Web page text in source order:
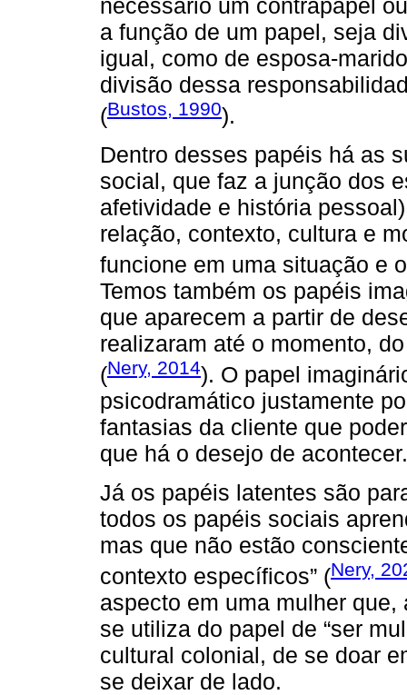
necessário um contrapapel
a função de um papel, seja
igual, como de esposa-
divisão dessa
(Bustos, 1990).
Dentro desses papéis há as
social, que faz a junção dos
afetividade e história
relação, contexto, cultura e
funcione em uma situação e
Temos também os papéis
que aparecem a partir de
realizaram até o momento,
(Nery, 2014). O papel
psicodramático justamente
fantasias da cliente que
que há o desejo de acontecer.
Já os papéis latentes são
todos os papéis sociais
mas que não estão
contexto específicos” (Nery,
aspecto em uma mulher
se utiliza do papel de “ser
cultural colonial, de se doar
se deixar de lado.